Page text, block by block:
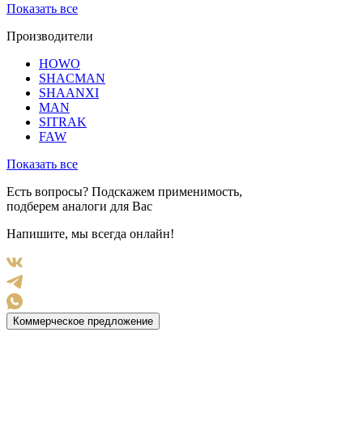
Показать все
Производители
HOWO
SHACMAN
SHAANXI
MAN
SITRAK
FAW
Показать все
Есть вопросы? Подскажем применимость,
подберем аналоги для Вас
Напишите, мы всегда онлайн!
Коммерческое предложение